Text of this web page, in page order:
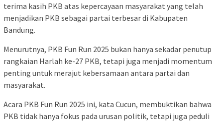
terima kasih PKB atas kepercayaan masyarakat yang telah
menjadikan PKB sebagai partai terbesar di Kabupaten
Bandung.
Menurutnya, PKB Fun Run 2025 bukan hanya sekadar penutup
rangkaian Harlah ke-27 PKB, tetapi juga menjadi momentum
penting untuk merajut kebersamaan antara partai dan
masyarakat.
Acara PKB Fun Run 2025 ini, kata Cucun, membuktikan bahwa
PKB tidak hanya fokus pada urusan politik, tetapi juga peduli